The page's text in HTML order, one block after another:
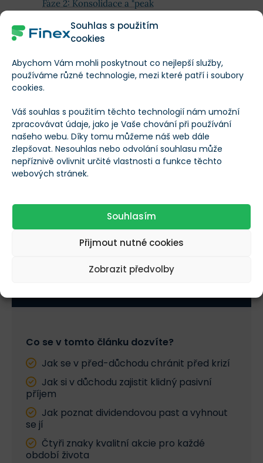
Souhlas s použitím
cookies
Abychom Vám mohli poskytnout co nejlepší služby,
používáme různé technologie, mezi které patří i soubory
cookies.
Váš souhlas s použitím těchto technologií nám umožní
zpracovávat údaje, jako je Vaše chování při používání
našeho webu. Díky tomu můžeme náš web dále
zlepšovat. Nesouhlas nebo odvolání souhlasu může
nepříznivě ovlivnit určité vlastnosti a funkce těchto
webových stránek.
Souhlasím
Přijmout nutné cookies
Zobrazit předvolby
Fáze 2: Konsolidace a "peak
Kalibrace mezi růstem a
stabilitou
Fáze 3: Před-důchod (cca
50–65 let). Chraňte se před
"sekvencí negativních
návratností"
Fáze 4: Důchod / renta.
Dividenda jako výplata,
nikoliv posvátnost
Pouze pro Premium
jim vyhnout)
Pouze pro Premium
Závěrečné zamyšlení:
nikoliv cíl
dividendové akcie a životní
fáze investora (komentáře)
Zobrazit celý obsah
TEĎ ZAČÍNÁ TA NEJDŮLEŽITĚJŠÍ ČÁST
Nenechte si ujít konkrétní čísla
a klíčové poznatky
Přečteno: 14 % článku
Co se v tomto článku dozvíte?
Jak se v před-důchodu chránit před krizí
Jak si v důchodu zajistit klidný pasivní
příjem
Jak poznat dividendovou past a vyhnout
se jí
Čtyři znaky kvalitní akcie pro každé
období života